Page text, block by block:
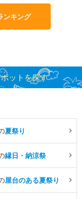
ンキング
ットを探す
夏祭り
縁日・納涼祭
屋台のある夏祭り